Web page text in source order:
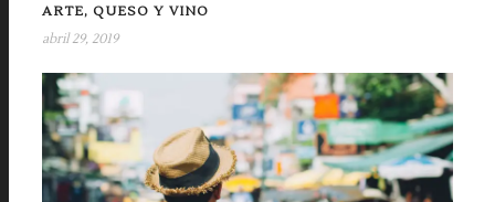
ARTE, QUESO Y VINO
abril 29, 2019